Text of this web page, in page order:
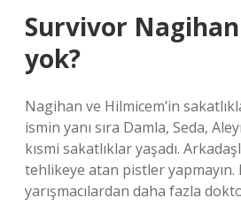
Survivor
yok?
Nagihan ve Hilmicem’in
ismin yanı sıra Damla, Seda,
kısmi sakatlıklar yaşadı.
tehlikeye atan pistler yapmayın.
yarışmacılardan daha fazla